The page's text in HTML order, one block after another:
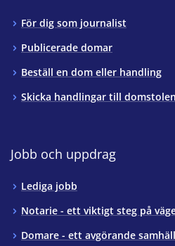
För dig som journalist
Publicerade domar
Beställ en dom eller handling
Skicka handlingar till domstolen
Jobb och uppdrag
Lediga jobb
Notarie - ett viktigt steg på
Domare - ett avgörande